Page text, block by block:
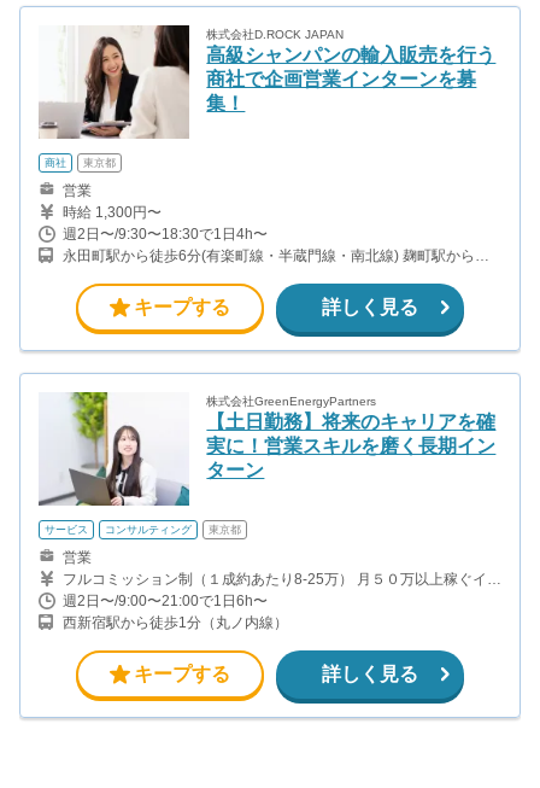
株式会社D.ROCK JAPAN
高級シャンパンの輸入販売を行う
商社で企画営業インターンを募
集！
商社 東京都
営業
時給 1,300円〜
週2日〜/9:30〜18:30で1日4h〜
永田町駅から徒歩6分(有楽町線・半蔵門線・南北線) 麹町駅から徒
蔵門駅から徒歩5分(半蔵門線)
キープする 詳しく見る
株式会社GreenEnergyPartners
【土日勤務】将来のキャリアを確
実に！営業スキルを磨く長期イン
ターン
サービス コンサルティング 東京都
営業
フルコミッション制（１成約あたり8-25万） 月５０万以上稼ぐイン
ターン生も多数います！ ■収入例 ○入社１ヶ月目（明治大学2年生）
役職：アポインター 月間１契約×８万円＝８万円 ＋交通費 ○入社３
ヶ月目（東京大学２年生） 役職：アポインター（ランク：ブロン
ズ） 月間３契約×10万円＝30万円 ＋交通費 ○入社６ヶ月目（早稲田
大学３年生） 役職：アポインター（ランク：シルバー） 月間５契
約×12万円＝60万円 ＋交通費 ○入社15ヶ月目（慶應大学３年生）
役職：クローザー 月間３契約×25万＝75万円 ＋交通費 交通費支給
あり
週2日〜/9:00〜21:00で1日6h〜
西新宿駅から徒歩1分（丸ノ内線）
キープする 詳しく見る